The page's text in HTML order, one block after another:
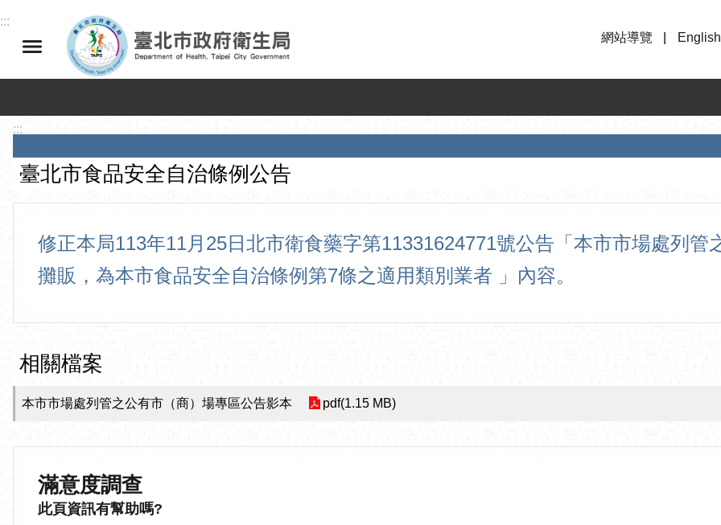
跳到主要內容區塊
:::
網站導覽
English
:::
臺北市食品安全自治條例公告
修正本局113年11月25日北市衛食藥字第11331624771號公告「本市市場處列
攤販，為本市食品安全自治條例第7條之適用類別業者 」內容。
相關檔案
本市市場處列管之公有市（商）場專區公告影本 pdf(1.15 MB)
滿意度調查
此頁資訊有幫助嗎?